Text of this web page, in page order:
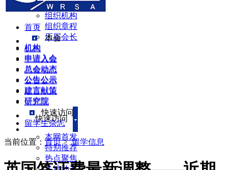
理事会
组织机构
组织章程
历届会长
机构
申请入会
总会动态
公告公示
建言献策
研究院
快速访问
本网首发
特别推荐
热点聚焦
首页
本会
机构
申请入会
总会动态
公告公示
建言献策
研究院
快速访问
留学生杂志
当前位置： 首页>留学信息